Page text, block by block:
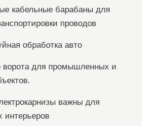
кабельные барабаны для
проводов
обработка авто
ворота для промышленных и
важны для
интерьеров